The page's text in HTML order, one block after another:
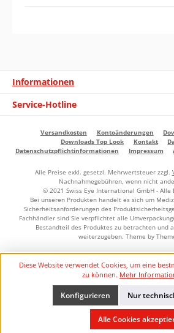
Informationen
Service-Hotline
Versandkosten Kontoänderungen
Downloads Top Look
Kontakt
Datenschutzpflichtinformationen
Impressum
Alle Preise exkl. gesetzl. Mehrwertsteuer zzgl.
Nachnahmegebühren, wenn nicht
© 2021 Swiss Eye International GmbH - Alle
Bei unseren Produkten handelt es sich um
Sicherheitsanforderungen des
Fachhändler sind Sie verpflichtet alle
Bestandteil des Produktes zu betrachten und
weiterzugeben. Theme by
Diese Website verwendet Cookies, um eine
zu können. Mehr
Nur
Konfigurieren
Alle Cookies